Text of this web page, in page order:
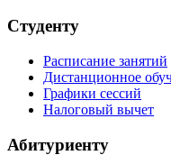
Студенту
Расписание занятий
Дистанционное
Графики сессий
Налоговый вычет
Абитуриенту